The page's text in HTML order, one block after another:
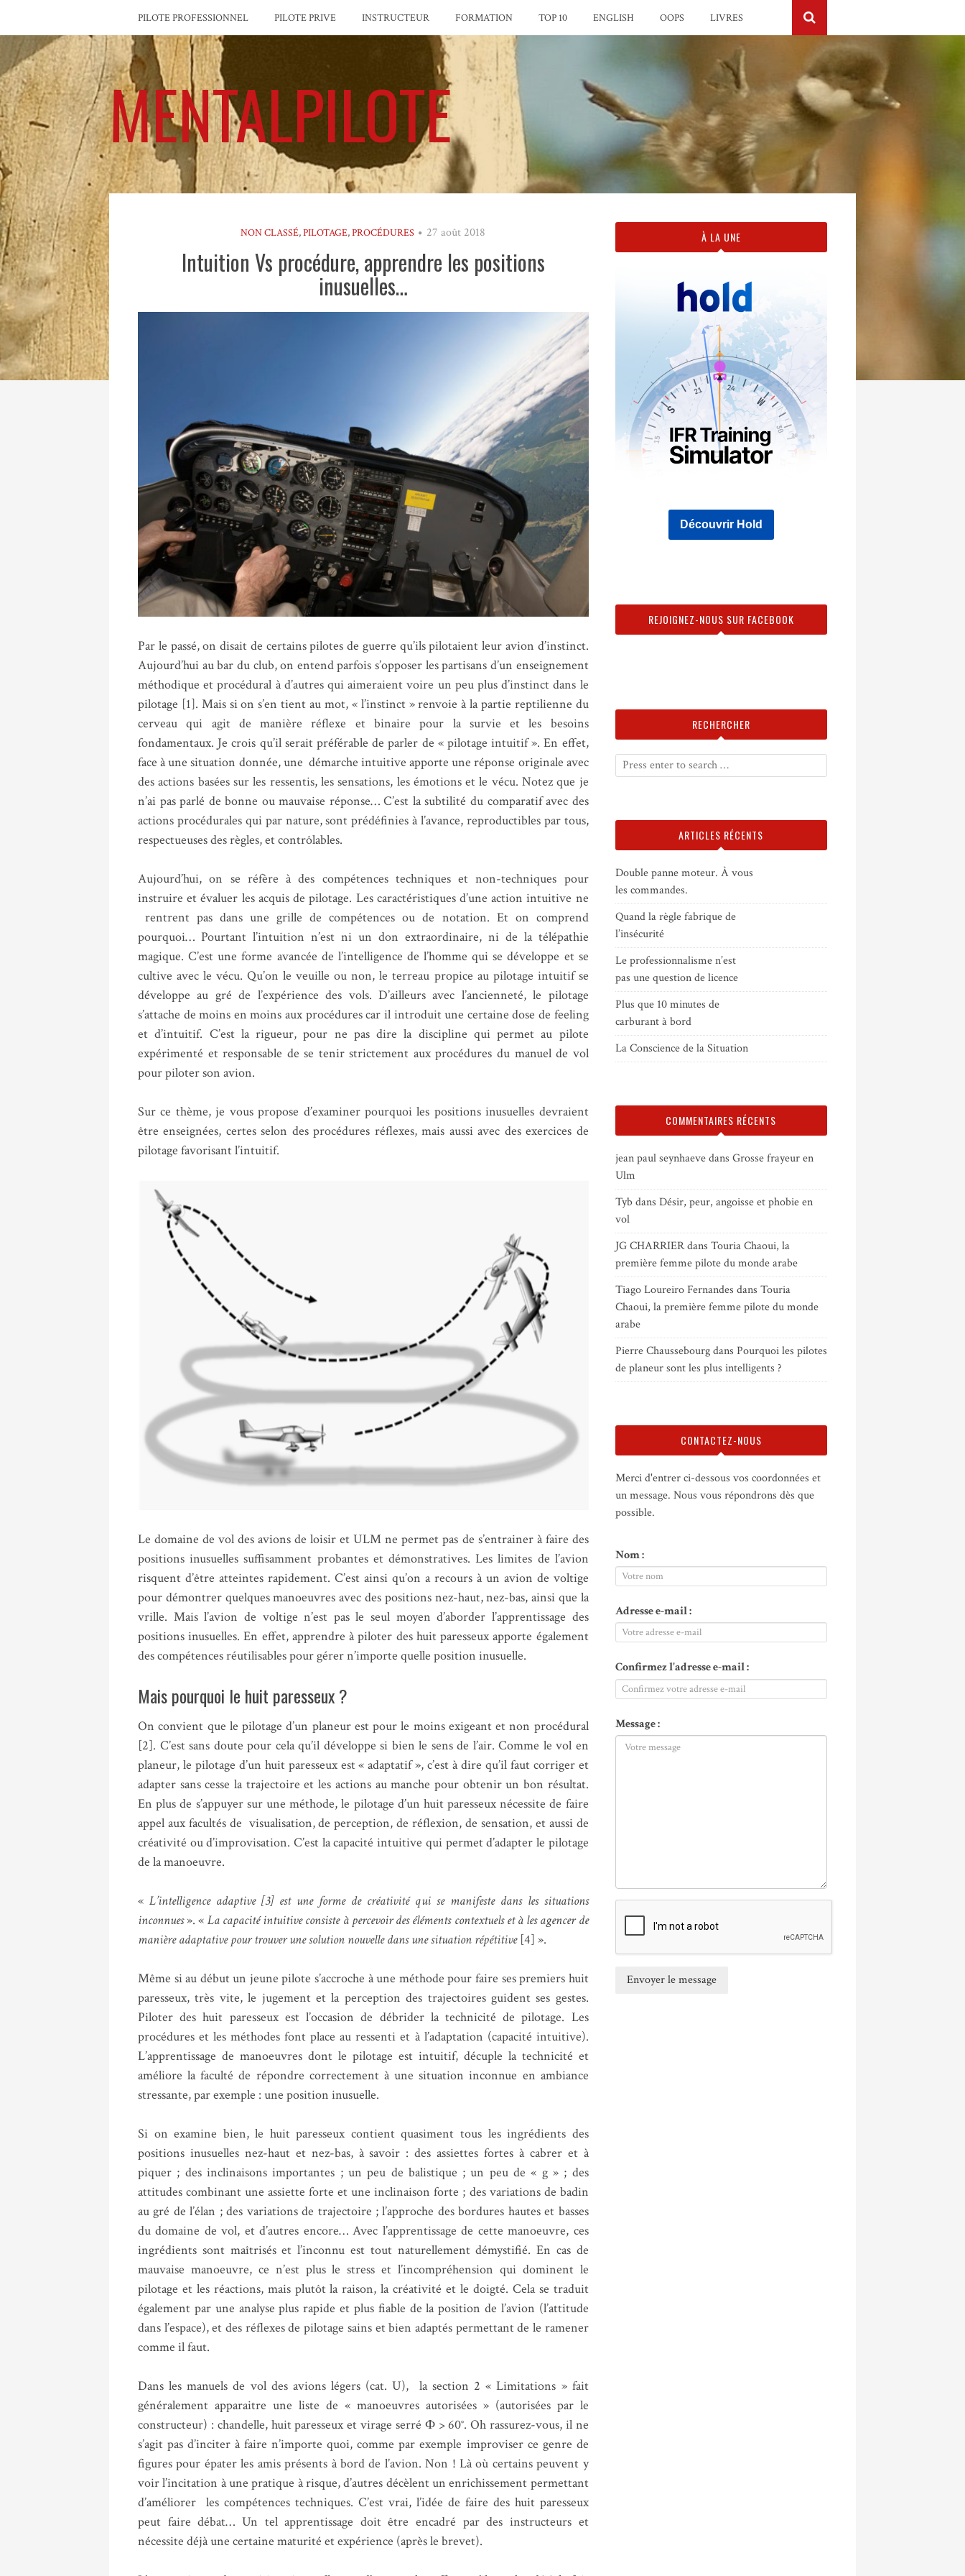
PILOTE PROFESSIONNEL PILOTE PRIVE INSTRUCTEUR FORMATION TOP 10 ENGLISH OOPS LIVRES
MENTALPILOTE
NON CLASSÉ,PILOTAGE,PROCÉDURES 27 août 2018
Intuition Vs procédure, apprendre les positions
inusuelles…
Par le passé, on disait de certains pilotes de guerre qu’ils pilotaient leur avion d’instinct.
Aujourd’hui au bar du club, on entend parfois s’opposer les partisans d’un enseignement
méthodique et procédural à d’autres qui aimeraient voire un peu plus d’instinct dans le
pilotage [1]. Mais si on s’en tient au mot, « l’instinct » renvoie à la partie reptilienne du
cerveau qui agit de manière réflexe et binaire pour la survie et les besoins
fondamentaux. Je crois qu’il serait préférable de parler de « pilotage intuitif ». En effet,
face à une situation donnée, une démarche intuitive apporte une réponse originale avec
des actions basées sur les ressentis, les sensations, les émotions et le vécu. Notez que je
n’ai pas parlé de bonne ou mauvaise réponse… C’est la subtilité du comparatif avec des
actions procédurales qui par nature, sont prédéfinies à l’avance, reproductibles par tous,
respectueuses des règles, et contrôlables.
Aujourd’hui, on se réfère à des compétences techniques et non-techniques pour
instruire et évaluer les acquis de pilotage. Les caractéristiques d’une action intuitive ne
rentrent pas dans une grille de compétences ou de notation. Et on comprend
pourquoi… Pourtant l’intuition n’est ni un don extraordinaire, ni de la télépathie
magique. C’est une forme avancée de l’intelligence de l’homme qui se développe et se
cultive avec le vécu. Qu’on le veuille ou non, le terreau propice au pilotage intuitif se
développe au gré de l’expérience des vols. D’ailleurs avec l’ancienneté, le pilotage
s’attache de moins en moins aux procédures car il introduit une certaine dose de feeling
et d’intuitif. C’est la rigueur, pour ne pas dire la discipline qui permet au pilote
expérimenté et responsable de se tenir strictement aux procédures du manuel de vol
pour piloter son avion.
Sur ce thème, je vous propose d’examiner pourquoi les positions inusuelles devraient
être enseignées, certes selon des procédures réflexes, mais aussi avec des exercices de
pilotage favorisant l’intuitif.
Le domaine de vol des avions de loisir et ULM ne permet pas de s’entrainer à faire des
positions inusuelles suffisamment probantes et démonstratives. Les limites de l’avion
risquent d’être atteintes rapidement. C’est ainsi qu’on a recours à un avion de voltige
pour démontrer quelques manoeuvres avec des positions nez-haut, nez-bas, ainsi que la
vrille. Mais l’avion de voltige n’est pas le seul moyen d’aborder l’apprentissage des
positions inusuelles. En effet, apprendre à piloter des huit paresseux apporte également
des compétences réutilisables pour gérer n’importe quelle position inusuelle.
Mais pourquoi le huit paresseux ?
On convient que le pilotage d’un planeur est pour le moins exigeant et non procédural
[2]. C’est sans doute pour cela qu’il développe si bien le sens de l’air. Comme le vol en
planeur, le pilotage d’un huit paresseux est « adaptatif », c’est à dire qu’il faut corriger et
adapter sans cesse la trajectoire et les actions au manche pour obtenir un bon résultat.
En plus de s’appuyer sur une méthode, le pilotage d’un huit paresseux nécessite de faire
appel aux facultés de visualisation, de perception, de réflexion, de sensation, et aussi de
créativité ou d’improvisation. C’est la capacité intuitive qui permet d’adapter le pilotage
de la manoeuvre.
« L’intelligence adaptive [3] est une forme de créativité qui se manifeste dans les situations
inconnues». « La capacité intuitive consiste à percevoir des éléments contextuels et à les agencer de
manière adaptative pour trouver une solution nouvelle dans une situation répétitive [4] ».
Même si au début un jeune pilote s’accroche à une méthode pour faire ses premiers huit
paresseux, très vite, le jugement et la perception des trajectoires guident ses gestes.
Piloter des huit paresseux est l’occasion de débrider la technicité de pilotage. Les
procédures et les méthodes font place au ressenti et à l’adaptation (capacité intuitive).
L’apprentissage de manoeuvres dont le pilotage est intuitif, décuple la technicité et
améliore la faculté de répondre correctement à une situation inconnue en ambiance
stressante, par exemple : une position inusuelle.
Si on examine bien, le huit paresseux contient quasiment tous les ingrédients des
positions inusuelles nez-haut et nez-bas, à savoir : des assiettes fortes à cabrer et à
piquer ; des inclinaisons importantes ; un peu de balistique ; un peu de « g » ; des
attitudes combinant une assiette forte et une inclinaison forte ; des variations de badin
au gré de l’élan ; des variations de trajectoire ; l’approche des bordures hautes et basses
du domaine de vol, et d’autres encore… Avec l’apprentissage de cette manoeuvre, ces
ingrédients sont maîtrisés et l’inconnu est tout naturellement démystifié. En cas de
mauvaise manoeuvre, ce n’est plus le stress et l’incompréhension qui dominent le
pilotage et les réactions, mais plutôt la raison, la créativité et le doigté. Cela se traduit
également par une analyse plus rapide et plus fiable de la position de l’avion (l’attitude
dans l’espace), et des réflexes de pilotage sains et bien adaptés permettant de le ramener
comme il faut.
Dans les manuels de vol des avions légers (cat. U), la section 2 « Limitations » fait
généralement apparaitre une liste de « manoeuvres autorisées » (autorisées par le
constructeur) : chandelle, huit paresseux et virage serré Ф > 60°. Oh rassurez-vous, il ne
s’agit pas d’inciter à faire n’importe quoi, comme par exemple improviser ce genre de
figures pour épater les amis présents à bord de l’avion. Non ! Là où certains peuvent y
voir l’incitation à une pratique à risque, d’autres décèlent un enrichissement permettant
d’améliorer les compétences techniques. C’est vrai, l’idée de faire des huit paresseux
peut faire débat… Un tel apprentissage doit être encadré par des instructeurs et
nécessite déjà une certaine maturité et expérience (après le brevet).
À LA UNE
Découvrir Hold
REJOIGNEZ-NOUS SUR FACEBOOK
RECHERCHER
ARTICLES RÉCENTS
Double panne moteur. À vous
les commandes.
Quand la règle fabrique de
l’insécurité
Le professionnalisme n’est
pas une question de licence
Plus que 10 minutes de
carburant à bord
La Conscience de la Situation
COMMENTAIRES RÉCENTS
jean paul seynhaevedans Grosse frayeur en
Ulm
Tybdans Désir, peur, angoisse et phobie en
vol
JG CHARRIERdans Touria Chaoui, la
première femme pilote du monde arabe
Tiago Loureiro Fernandes dans Touria
Chaoui, la première femme pilote du monde
arabe
Pierre Chaussebourgdans Pourquoi les pilotes
de planeur sont les plus intelligents ?
CONTACTEZ-NOUS
Merci d'entrer ci-dessous vos coordonnées et
un message. Nous vous répondrons dès que
possible.
Nom :
Adresse e-mail :
Confirmez l'adresse e-mail :
Message :